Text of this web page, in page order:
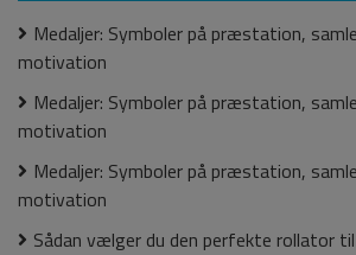
Medaljer: Symboler på præstation,
motivation
Medaljer: Symboler på præstation,
motivation
Medaljer: Symboler på præstation,
motivation
Sådan vælger du den perfekte rollator